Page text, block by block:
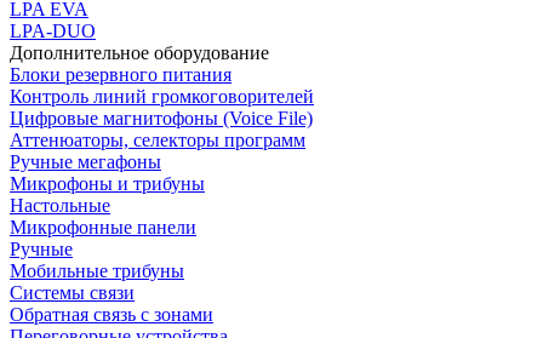
LPA EVA
LPA-DUO
Дополнительное оборудование
Блоки резервного питания
Контроль линий громкоговорителей
Цифровые магнитофоны (Voice File)
Аттенюаторы, селекторы программ
Ручные мегафоны
Микрофоны и трибуны
Настольные
Микрофонные панели
Ручные
Мобильные трибуны
Системы связи
Обратная связь с зонами